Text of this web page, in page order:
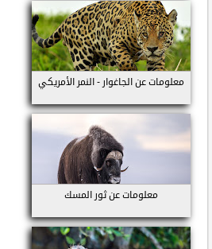
معلومات عن الجاغوار - النمر الأمريكي
معلومات عن ثور المسك